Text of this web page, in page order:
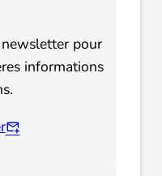
pour
informations